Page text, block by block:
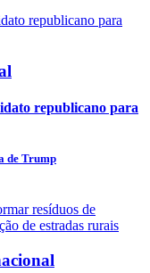
republicano para
de Trump